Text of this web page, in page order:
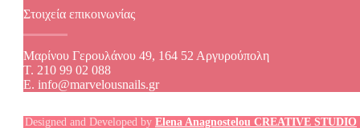
Στοιχεία επικοινωνίας
Μαρίνου Γερουλάνου 49, 164 52 Αργυρούπολη
T. 210 99 02 088
E. info@marvelousnails.gr
Designed and Developed by Elena Anagnostelou CREATIVE STUDIO